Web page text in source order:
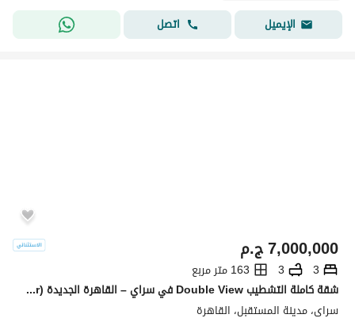
الإيميل اتصل
ج.م7,000,000
3
3
163 متر مربع
شقة كاملة التشطيب Double View في سراي – القاهرة الجديدة (Madinet Masr) جاهزة للاستلام
سراى، مدينة المستقبل، القاهرة